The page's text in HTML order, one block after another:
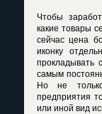
Чтобы
какие товары
сейчас цена
иконку
прокладывать
самым
Но не
предприятия
или иной вид